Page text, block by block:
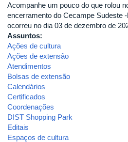
Acompanhe um pouco do que rolou
encerramento do Cecampe Sudeste
ocorreu no dia 03 de dezembro de
Assuntos:
Ações de cultura
Ações de extensão
Atendimentos
Bolsas de extensão
Calendários
Certificados
Coordenações
DIST Shopping Park
Editais
Espaços de cultura